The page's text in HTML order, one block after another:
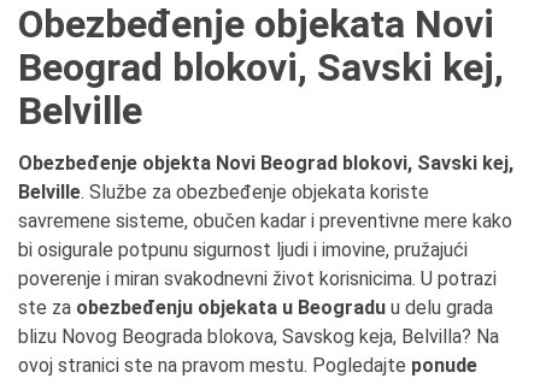
Obezbeđenje objekata Novi
Beograd blokovi, Savski kej,
Belville
Obezbeđenje objekta Novi Beograd blokovi, Savski kej,
Belville. Službe za obezbeđenje objekata koriste
savremene sisteme, obučen kadar i preventivne mere kako
bi osigurale potpunu sigurnost ljudi i imovine, pružajući
poverenje i miran svakodnevni život korisnicima. U potrazi
ste za obezbeđenju objekata u Beogradu u delu grada
blizu Novog Beograda blokova, Savskog keja, Belvilla? Na
ovoj stranici ste na pravom mestu. Pogledajte ponude